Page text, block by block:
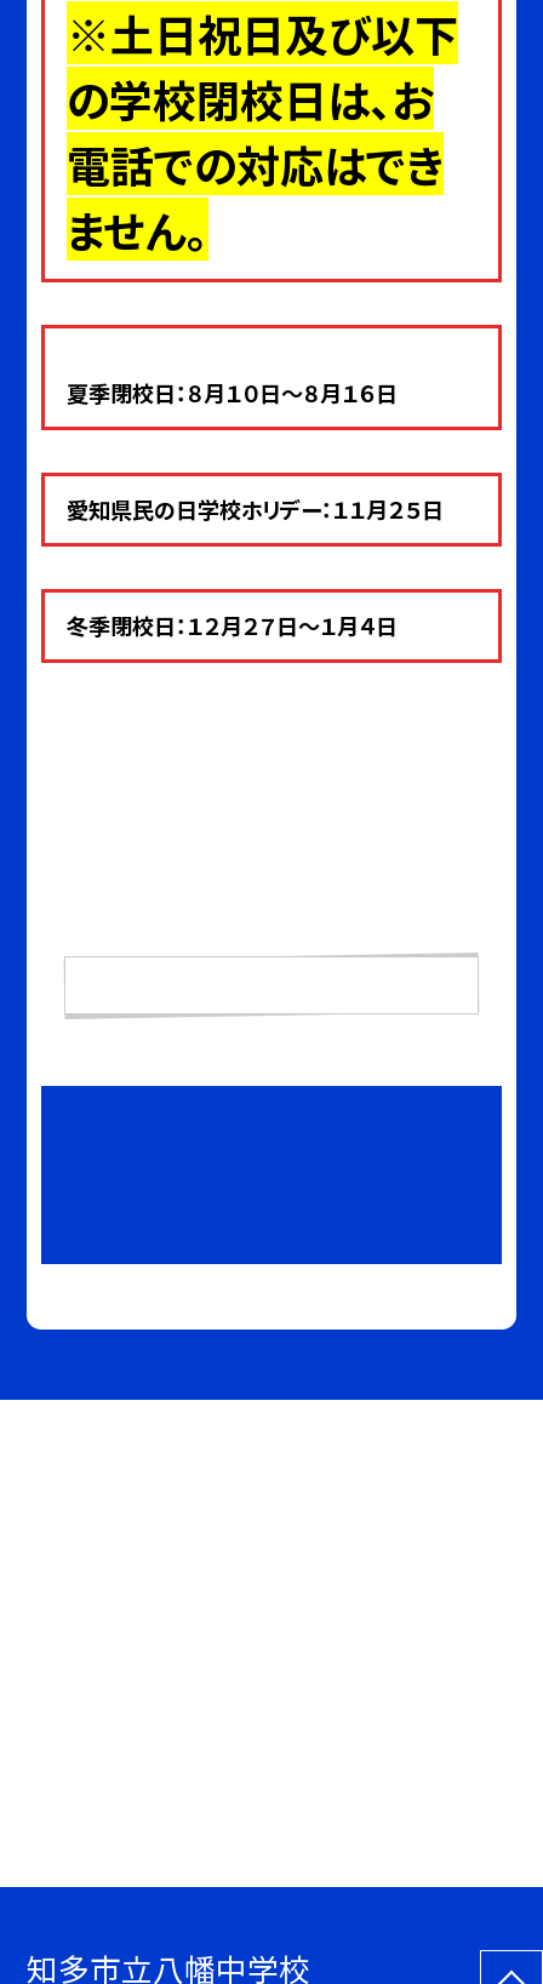
※土日祝日及び以下
の学校閉校日は、お
電話での対応はでき
ません。
夏季閉校日：８月１０日～８月１６日
愛知県民の日学校ホリデー：１１月２５日
冬季閉校日：１２月２７日～１月４日
知多市立八幡中学校